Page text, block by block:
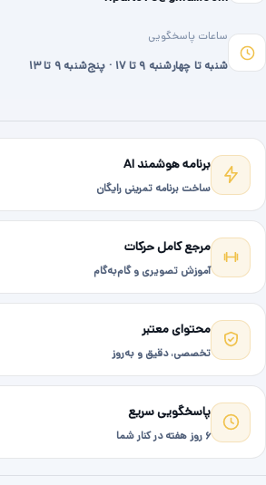
ساعات پاسخگویی
شنبه تا چهارشنبه ۹ تا ۱۷ · پنج‌شنبه ۹ تا ۱۳
برنامه هوشمند AI
ساخت برنامه تمرینی رایگان
مرجع کامل حرکات
آموزش تصویری و گام‌به‌گام
محتوای معتبر
تخصصی، دقیق و به‌روز
پاسخگویی سریع
۶ روز هفته در کنار شما